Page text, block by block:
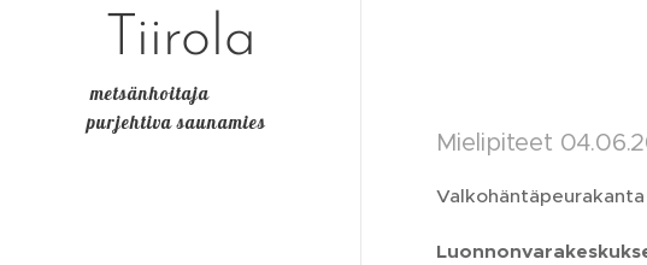
Tiirola
metsänhoitaja
purjehtiva saunamies
Mielipiteet